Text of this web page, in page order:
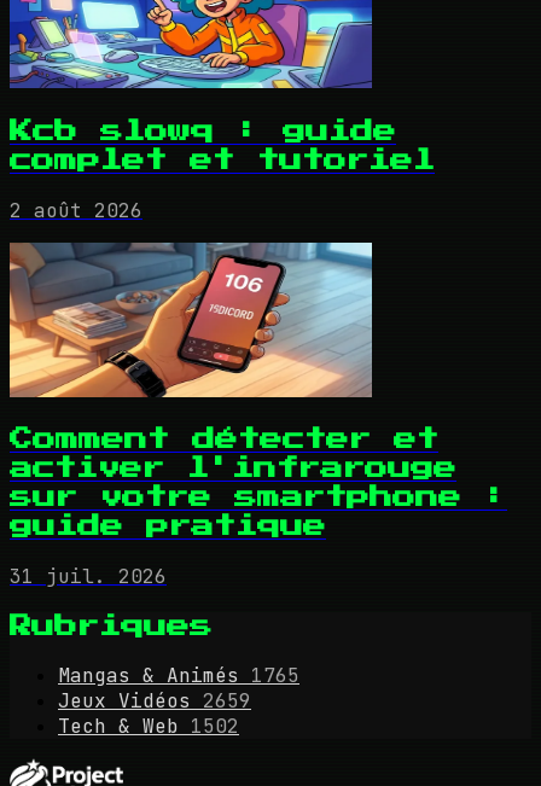
Kcb slowq : guide
complet et tutoriel
2 août 2026
Comment détecter et
activer l'infrarouge
sur votre smartphone :
guide pratique
31 juil. 2026
Rubriques
Mangas & Animés
1765
Jeux Vidéos
2659
Tech & Web 1502